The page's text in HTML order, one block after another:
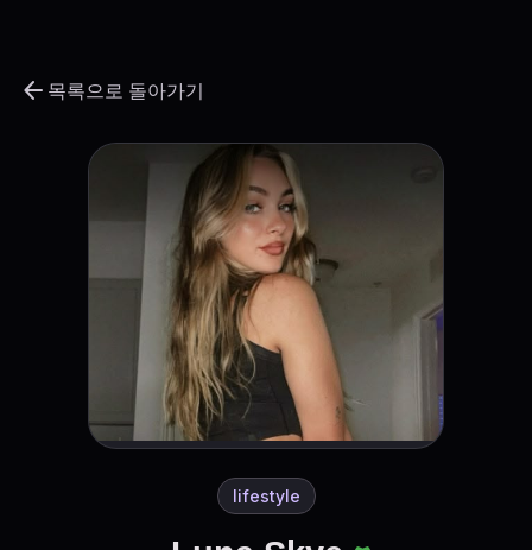
arrow_back 목록으로 돌아가기
lifestyle